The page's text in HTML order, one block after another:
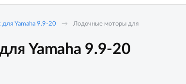
для Yamaha 9.9-20
Лодочные моторы для
Yamaha 9.9-20